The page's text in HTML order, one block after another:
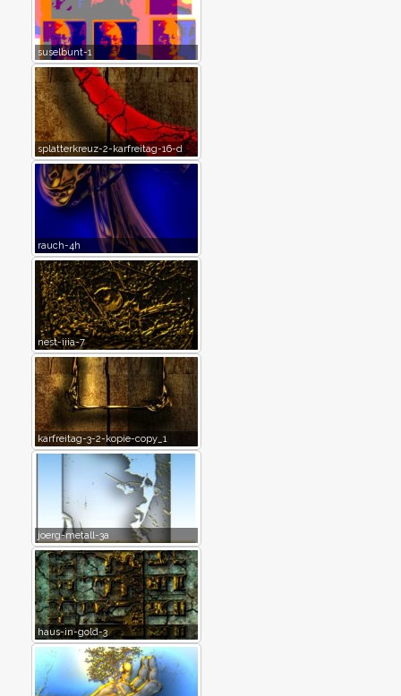
suselbunt-1
splatterkreuz-2-karfreitag-16-d
rauch-4h
nest-iiia-7
karfreitag-3-2-kopie-copy_1
joerg-metall-3a
haus-in-gold-3